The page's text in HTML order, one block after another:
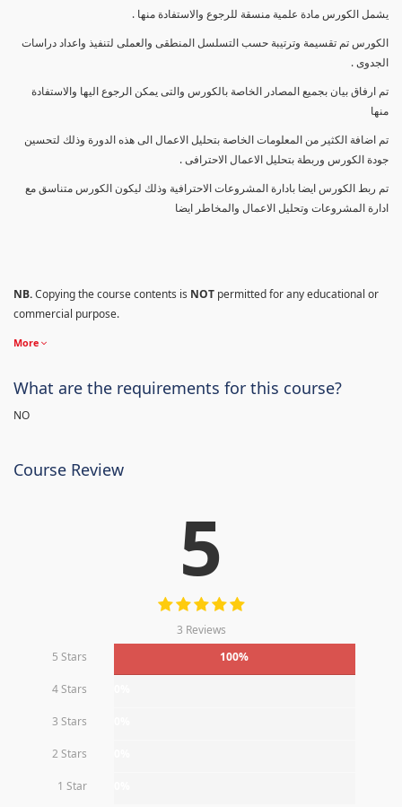
يشمل الكورس مادة علمية منسقة للرجوع والاستفادة منها .
الكورس تم تقسيمة وترتيبة حسب التسلسل المنطقى والعملى لتنفيذ واعداد دراسات
الجدوى .
تم ارفاق بيان بجميع المصادر الخاصة بالكورس والتى يمكن الرجوع اليها والاستفادة
منها
تم اضافة الكثير من المعلومات الخاصة بتحليل الاعمال الى هذه الدورة وذلك لتحسين
جودة الكورس وربطة بتحليل الاعمال الاحترافى .
تم ربط الكورس ايضا بادارة المشروعات الاحترافية وذلك ليكون الكورس متناسق مع
ادارة المشروعات وتحليل الاعمال والمخاطر ايضا
NB.Copying the course contents is NOT permitted for any educational or
commercial purpose.
More
What are the requirements for this course?
NO
Course Review
5
3 Reviews
5 Stars
100%
4 Stars
3 Stars
2 Stars
1 Star